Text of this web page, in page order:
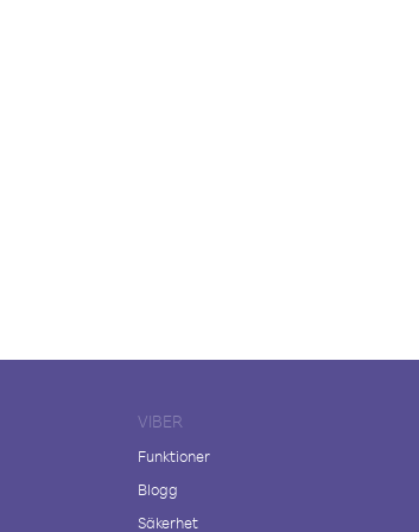
VIBER
Funktioner
Blogg
Säkerhet